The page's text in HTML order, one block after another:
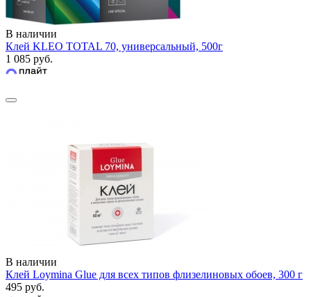
В наличии
Клей KLEO TOTAL 70, универсальный, 500г
1 085 руб.
В наличии
Клей Loymina Glue для всех типов флизелиновых обоев, 300 г
495 руб.